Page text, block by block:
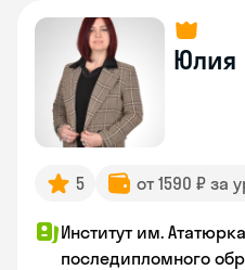
Юлия
5 от 1590 ₽ за
Институт им.
последипломного